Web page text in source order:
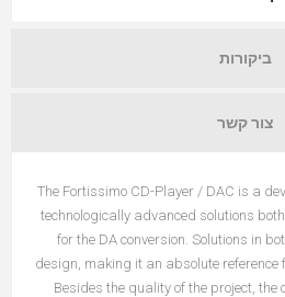
ביקורות
צור קשר
The Fortissimo CD-Player / DAC is a
technologically advanced solutions
for the DA conversion. Solutions in
design, making it an absolute reference
Besides the quality of the project, the